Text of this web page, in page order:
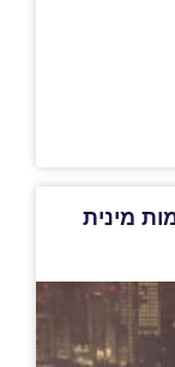
מינית